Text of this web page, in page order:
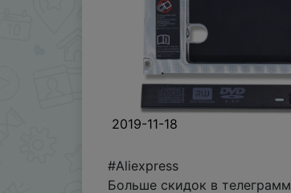
2019-11-18
#Aliexpress
Больше скидок в телеграмм